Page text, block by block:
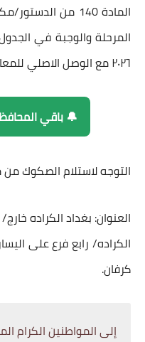
المادة 140 من
المرحلة والوجبة في
٢٠٢٦ مع الوصل الاصلي للمعاملة.
🔔 باقي
التوجه لاستلام الصكوك
العنوان: بغداد الكراده
الكراده/ رابع فرع على
كرفان.
إلى المواطنين الكرام